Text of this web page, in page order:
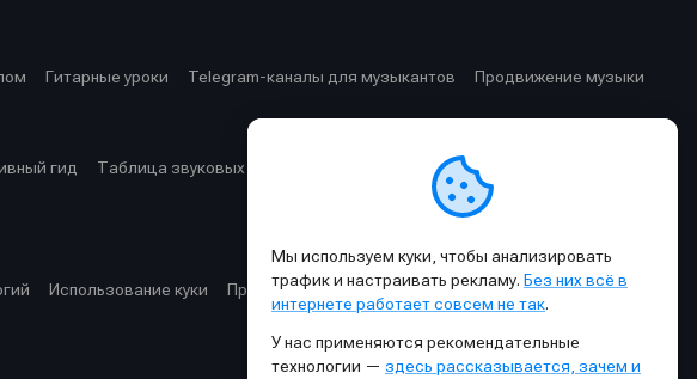
Гитарные уроки Telegram-каналы для музыкантов Продвижение музыки
гид Таблица звуковых частот
Cхемы прохождения сигнала
Использование куки
Правила публикации материалов и общения
Мы используем куки, чтобы анализировать
трафик и настраивать рекламу. Без них всё в
интернете работает совсем не так.
У нас применяются рекомендательные
технологии — здесь рассказывается, зачем и